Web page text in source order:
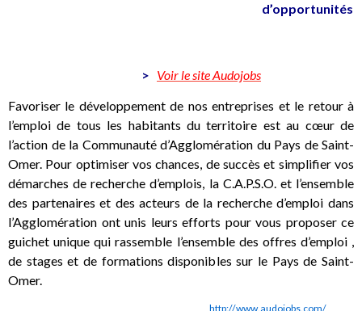
d’opportunités
> Voir le site Audojobs
Favoriser le développement de nos entreprises et le retour à
l’emploi de tous les habitants du territoire est au cœur de
l’action de la Communauté d’Agglomération du Pays de Saint-
Omer. Pour optimiser vos chances, de succès et simplifier vos
démarches de recherche d’emplois, la C.A.P.S.O. et l’ensemble
des partenaires et des acteurs de la recherche d’emploi dans
l’Agglomération ont unis leurs efforts pour vous proposer ce
guichet unique qui rassemble l’ensemble des offres d’emploi ,
de stages et de formations disponibles sur le Pays de Saint-
Omer.
http://www.audojobs.com/